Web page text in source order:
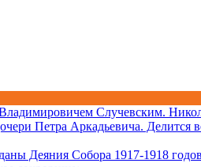
Случевским.
Петра Аркадьевича. Делится
Деяния Собора 1917-1918